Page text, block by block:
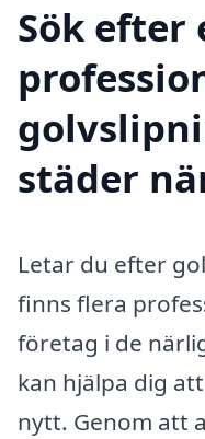
Sök efter
städer
Letar du efter
finns flera
företag i de
kan hjälpa dig
nytt. Genom att